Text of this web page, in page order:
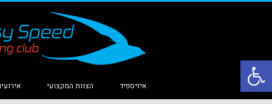
פתח סרגל נגישות
איזיספיד הצוות המקצועי